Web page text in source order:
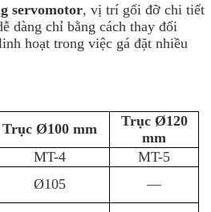
servomotor, vị trí gối đỡ chi tiết
dàng chỉ bằng cách thay đổi
hoạt trong việc gá đặt nhiều
Trục Ø100 mm
Trục Ø120
mm
MT-4
MT-5
Ø105
—